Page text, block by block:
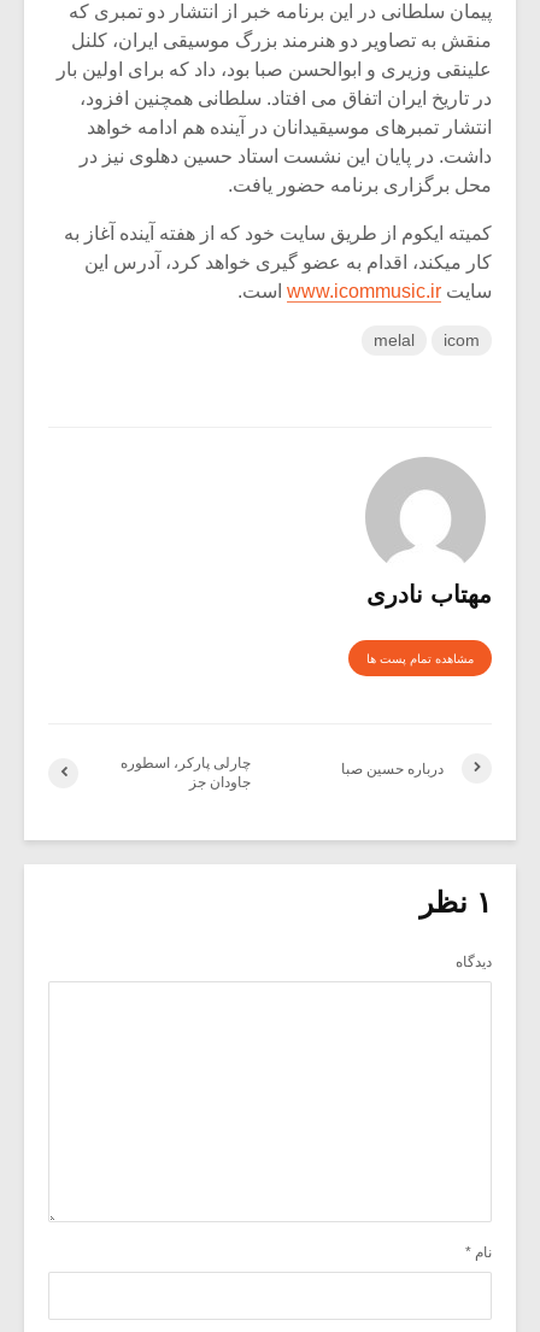
پیمان سلطانی در این برنامه خبر از انتشار دو تمبری که
منقش به تصاویر دو هنرمند بزرگ موسیقی ایران، کلنل
علینقی وزیری و ابوالحسن صبا بود، داد که برای اولین بار
در تاریخ ایران اتفاق می افتاد. سلطانی همچنین افزود،
انتشار تمبرهای موسیقیدانان در آینده هم ادامه خواهد
داشت. در پایان این نشست استاد حسین دهلوی نیز در
محل برگزاری برنامه حضور یافت.
کمیته ایکوم از طریق سایت خود که از هفته آینده آغاز به
کار میکند، اقدام به عضو گیری خواهد کرد، آدرس این
سایت www.icommusic.ir است.
icom
melal
مهتاب نادری
مشاهده تمام پست ها
چارلی پارکر، اسطوره
جاودان جز
درباره حسین صبا
۱ نظر
دیدگاه
نام *